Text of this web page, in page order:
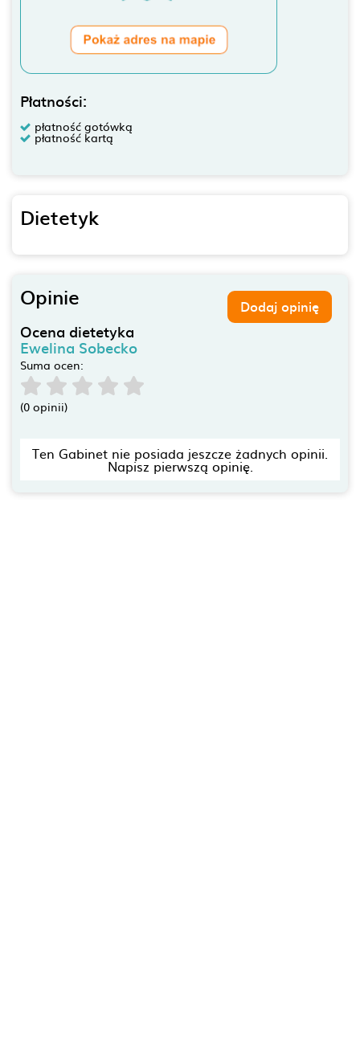
Płatności:
płatność gotówką
płatność kartą
Dietetyk
Opinie Dodaj opinię
Ocena dietetyka
Ewelina Sobecko
Suma ocen:
(0 opinii)
Ten Gabinet nie posiada jeszcze żadnych opinii.
Napisz pierwszą opinię.